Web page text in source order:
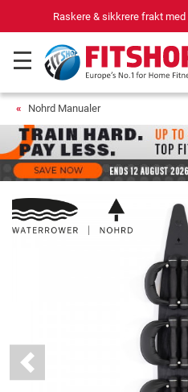
Raskere & sikkrere frakt
Nohrd Manualer
Previous